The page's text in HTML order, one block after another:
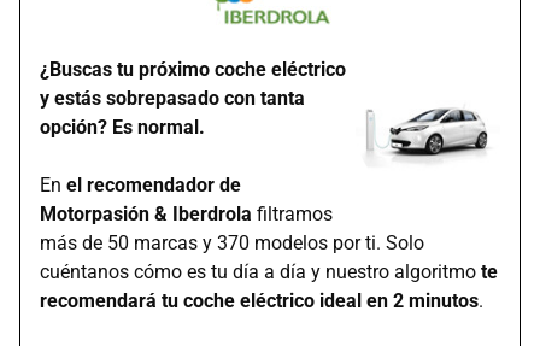
¿Buscas tu próximo coche eléctrico
y estás sobrepasado con tanta
opción? Es normal.
En el recomendador de
Motorpasión & Iberdrola filtramos
más de 50 marcas y 370 modelos por ti. Solo
cuéntanos cómo es tu día a día y nuestro algoritmo te
recomendará tu coche eléctrico ideal en 2 minutos.